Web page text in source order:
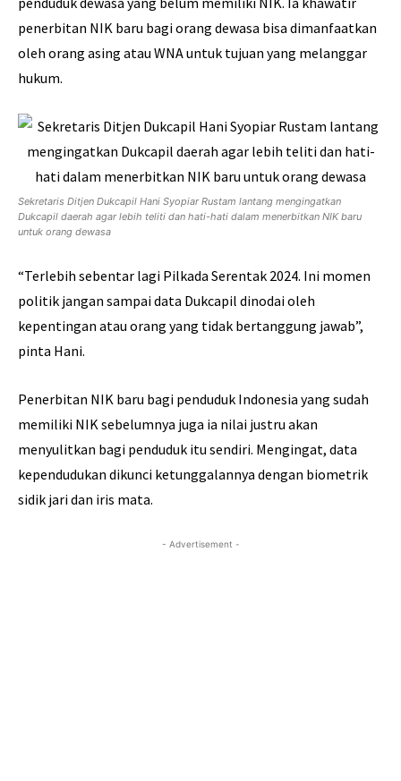
penerbitan NIK baru bagi orang dewasa bisa dimanfaatkan
oleh orang asing atau WNA untuk tujuan yang melanggar
hukum.
Sekretaris Ditjen Dukcapil Hani Syopiar Rustam lantang mengingatkan
Dukcapil daerah agar lebih teliti dan hati-hati dalam menerbitkan NIK baru
untuk orang dewasa
“Terlebih sebentar lagi Pilkada Serentak 2024. Ini momen
politik jangan sampai data Dukcapil dinodai oleh
kepentingan atau orang yang tidak bertanggung jawab”,
pinta Hani.
Penerbitan NIK baru bagi penduduk Indonesia yang sudah
memiliki NIK sebelumnya juga ia nilai justru akan
menyulitkan bagi penduduk itu sendiri. Mengingat, data
kependudukan dikunci ketunggalannya dengan biometrik
sidik jari dan iris mata.
- Advertisement -